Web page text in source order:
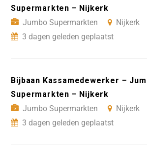
Supermarkten – Nijkerk
Jumbo Supermarkten
Nijkerk
3 dagen geleden geplaatst
Bijbaan Kassamedewerker –
Supermarkten – Nijkerk
Jumbo Supermarkten
Nijkerk
3 dagen geleden geplaatst